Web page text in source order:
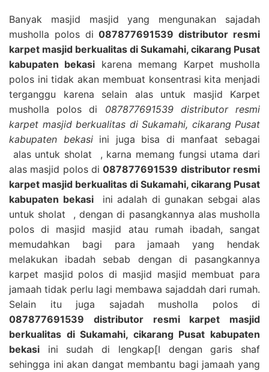
Banyak masjid masjid yang mengunakan sajadah
musholla polos di087877691539 distributor resmi
karpet masjid berkualitas di Sukamahi, cikarang Pusat
kabupaten bekasi karena memang Karpet musholla
polos ini tidak akan membuat konsentrasi kita menjadi
terganggu karena selain alas untuk masjid Karpet
musholla polos di 087877691539 distributor resmi
karpet masjid berkualitas di Sukamahi, cikarang Pusat
kabupaten bekasiini juga bisa di manfaat sebagai
alas untuk sholat , karna memang fungsi utama dari
alas masjid polos di087877691539 distributor resmi
karpet masjid berkualitas di Sukamahi, cikarang Pusat
kabupaten bekasiini adalah di gunakan sebgai alas
untuk sholat , dengan di pasangkannya alas musholla
polos di masjid masjid atau rumah ibadah, sangat
memudahkan bagi para jamaah yang hendak
melakukan ibadah sebab dengan di pasangkannya
karpet masjid polos di masjid masjid membuat para
jamaah tidak perlu lagi membawa sajaddah dari rumah.
Selain itu juga sajadah musholla polos di
087877691539 distributor resmi karpet masjid
berkualitas di Sukamahi, cikarang Pusat kabupaten
bekasi ini sudah di lengkap[I dengan garis shaf
sehingga ini akan dangat membantu bagi jamaah yang